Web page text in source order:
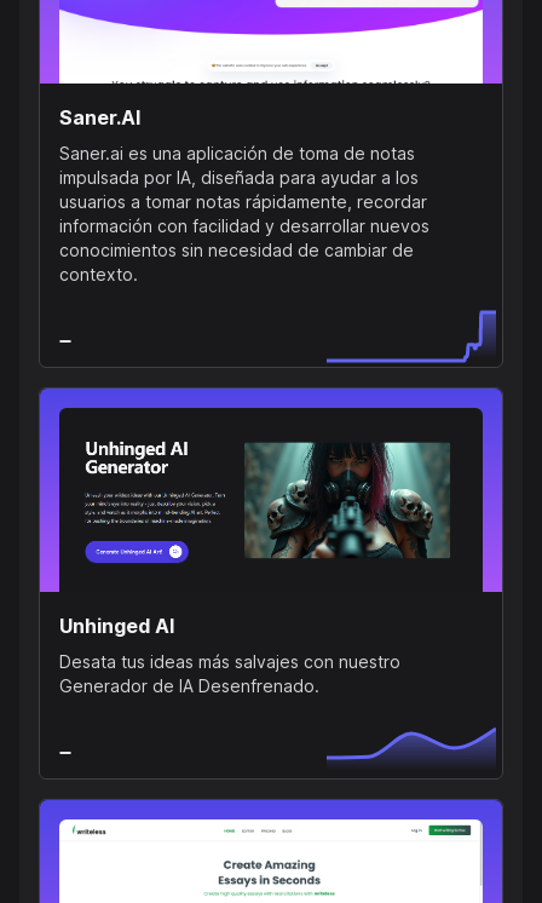
Saner.AI
Saner.ai es una aplicación de toma de notas
impulsada por IA, diseñada para ayudar a los
usuarios a tomar notas rápidamente, recordar
información con facilidad y desarrollar nuevos
conocimientos sin necesidad de cambiar de
contexto.
Unhinged AI
Desata tus ideas más salvajes con nuestro
Generador de IA Desenfrenado.